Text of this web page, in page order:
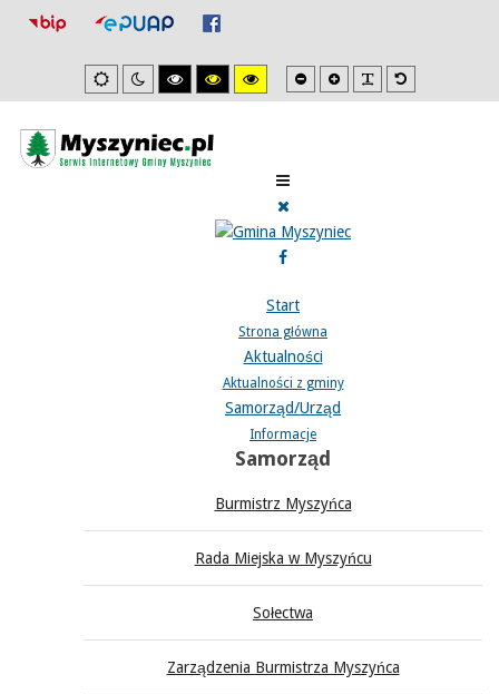
Ustawienia
domyslne
Tryb
nocny
Wysoki
kontrast
Wysoki
kontrast
Wysoki
kontrast
Mniejsza
czcionka
Zwiększona
czcionka
Domyślna
czcionka
Start
Strona główna
Aktualności
Aktualności z gminy
Samorząd/Urząd
Informacje
Samorząd
Burmistrz Myszyńca
Rada Miejska w Myszyńcu
Sołectwa
Zarządzenia Burmistrza Myszyńca